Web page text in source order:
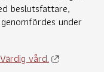
beslutsfattare,
under
vård.